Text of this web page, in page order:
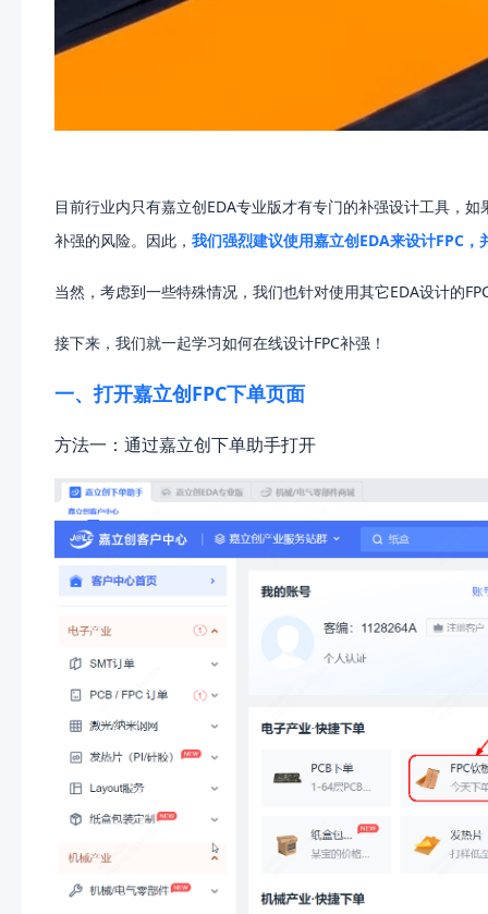
目前行业内只有嘉立创EDA专业版才有专门的补强设计工具，
补强的风险。因此， 我们强烈建议使用嘉立创EDA来设计FPC
当然，考虑到一些特殊情况，我们也针对使用其它EDA设计的
接下来，我们就一起学习如何在线设计FPC补强！
一、打开嘉立创FPC下单页面
方法一：通过嘉立创下单助手打开